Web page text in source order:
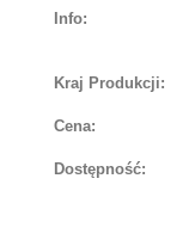
Info:
Kraj Produkcji:
Cena:
Dostępność: